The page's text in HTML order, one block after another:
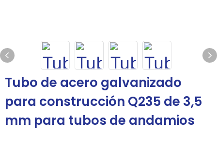
Tubo de acero galvanizado
para construcción Q235 de 3,5
mm para tubos de andamios